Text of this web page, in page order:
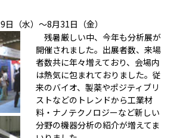
（水）～8月31日（金）
残暑厳しい中、今年も分析展が
開催されました。出展者数、来場
者数共に年々増えており、会場内
は熱気に包まれておりました。従
来のバイオ、製薬やポジティブリ
ストなどのトレンドから工業材
料・ナノテクノロジーなど新しい
分野の機器分析の紹介が増えてま